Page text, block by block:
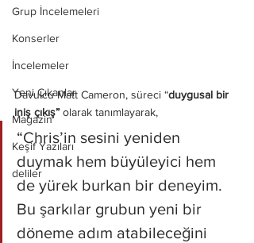
Grup İncelemeleri
Konserler
İncelemeler
Yeni Çıkanlar
Magazin
Keşif Yazıları
deliler
Davulcu Matt Cameron, süreci “duygusal bir
iniş çıkış” olarak tanımlayarak,
“Chris’in sesini yeniden
duymak hem büyüleyici hem
de yürek burkan bir deneyim.
Bu şarkılar grubun yeni bir
döneme adım atabileceğini